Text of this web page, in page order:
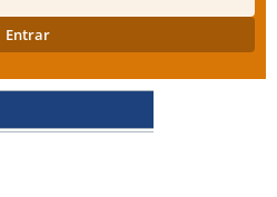
Entrar